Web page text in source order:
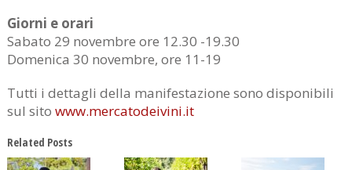
Giorni e orari
Sabato 29 novembre ore 12.30 -19.30
Domenica 30 novembre, ore 11-19
Tutti i dettagli della manifestazione sono disponibili
sul sito www.mercatodeivini.it
Related Posts